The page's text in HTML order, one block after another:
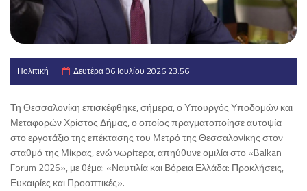
Πολιτική Δευτέρα 06 Ιουλίου 2026 23:56
Τη Θεσσαλονίκη επισκέφθηκε, σήμερα, ο Υπουργός Υποδομών και
Μεταφορών Χρίστος Δήμας, ο οποίος πραγματοποίησε αυτοψία
στο εργοτάξιο της επέκτασης του Μετρό της Θεσσαλονίκης στον
σταθμό της Μίκρας, ενώ νωρίτερα, απηύθυνε ομιλία στο «Balkan
Forum 2026», με θέμα: «Ναυτιλία και Βόρεια Ελλάδα: Προκλήσεις,
Ευκαιρίες και Προοπτικές».